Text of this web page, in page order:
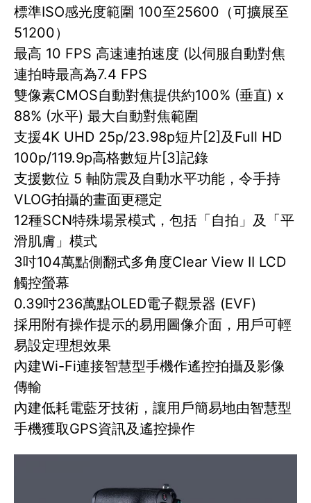
標準ISO感光度範圍 100至25600（可擴展至
51200）
最高 10 FPS 高速連拍速度 (以伺服自動對焦
連拍時最高為7.4 FPS
雙像素CMOS自動對焦提供約100% (垂直) x
88% (水平) 最大自動對焦範圍
支援4K UHD 25p/23.98p短片[2]及Full HD
100p/119.9p高格數短片[3]記錄
支援數位 5 軸防震及自動水平功能，令手持
VLOG拍攝的畫面更穩定
12種SCN特殊場景模式，包括「自拍」及「平
滑肌膚」模式
3吋104萬點側翻式多角度Clear View II LCD
觸控螢幕
0.39吋236萬點OLED電子觀景器 (EVF)
採用附有操作提示的易用圖像介面，用戶可輕
易設定理想效果
內建Wi-Fi連接智慧型手機作遙控拍攝及影像
傳輸
內建低耗電藍牙技術，讓用戶簡易地由智慧型
手機獲取GPS資訊及遙控操作